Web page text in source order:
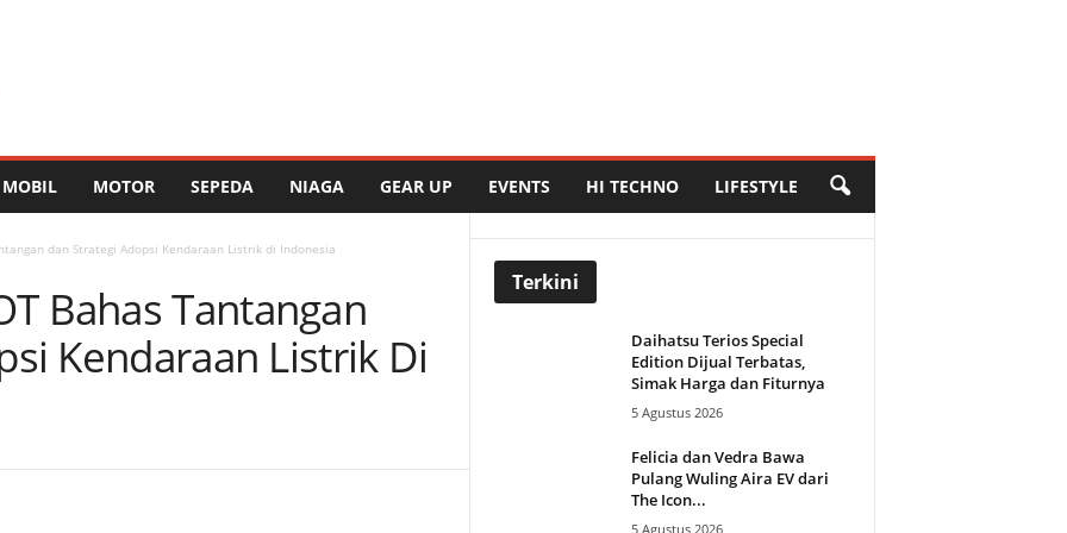
MOBIL MOTOR SEPEDA NIAGA GEAR UP EVENTS HI TECHNO LIFESTYLE
dan Strategi Adopsi Kendaraan Listrik di Indonesia
Bahas Tantangan
Kendaraan Listrik Di
Terkini
Daihatsu Terios Special
Edition Dijual Terbatas,
Simak Harga dan Fiturnya
5 Agustus 2026
Felicia dan Vedra Bawa
Pulang Wuling Aira EV dari
The Icon...
5 Agustus 2026